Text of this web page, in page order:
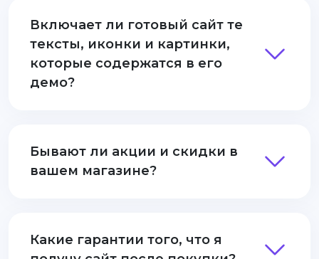
Включает ли готовый сайт те
тексты, иконки и картинки,
которые содержатся в его
демо?
Бывают ли акции и скидки в
вашем магазине?
Какие гарантии того, что я